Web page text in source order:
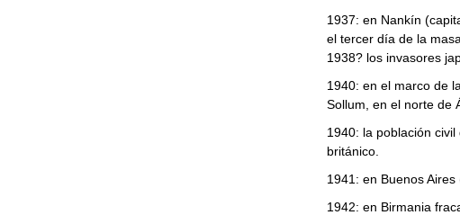
1937: en Nankín
el tercer día de la
1938? los invasores
1940: en el marco de
Sollum, en el norte de
1940: la población
británico.
1941: en Buenos
1942: en Birmania